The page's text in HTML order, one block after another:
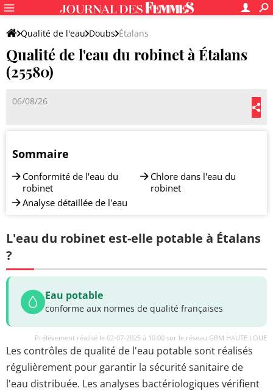
Qualité de l'eau Doubs Étalans
Qualité de l'eau du robinet à Étalans
(25580)
06/08/26
Sommaire
Conformité de l'eau du
robinet
Analyse détaillée de l'eau
Chlore dans l'eau du
robinet
L'eau du robinet est-elle potable à Étalans
?
Eau potable
conforme aux normes de qualité françaises
Prélèvement réalisé le 02-07-2025 à 10:00 sur le réseau GBM HAUTE LOUE
Les contrôles de qualité de l'eau potable sont réalisés
régulièrement pour garantir la sécurité sanitaire de
l'eau distribuée. Les analyses bactériologiques vérifient